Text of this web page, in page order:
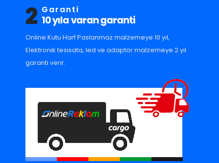
2 Garanti
10 yıla varan garanti
Online Kutu Harf Paslanmaz malzemeye 10 yıl,
Elektronik tesisata, led ve adaptör malzemeye 2 yıl
garanti verir.